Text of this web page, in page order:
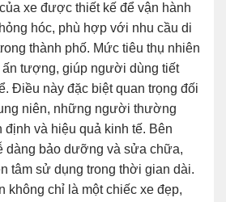
xe được thiết kế để vận hành
hóc, phù hợp với nhu cầu di
thành phố. Mức tiêu thụ nhiên
ấn tượng, giúp người dùng tiết
Điều này đặc biệt quan trọng đối
niên, những người thường
định và hiệu quả kinh tế. Bên
dàng bảo dưỡng và sửa chữa,
tâm sử dụng trong thời gian dài.
không chỉ là một chiếc xe đẹp,